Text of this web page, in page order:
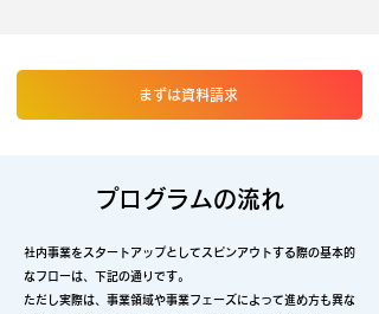
まずは資料請求
プログラムの流れ
社内事業をスタートアップとしてスピンアウトする際の基本的
なフローは、下記の通りです。
ただし実際は、事業領域や事業フェーズによって進め方も異な